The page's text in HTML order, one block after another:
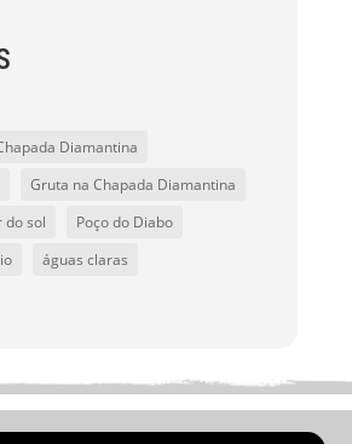
Diamantina
Gruta na Chapada Diamantina
do sol
Poço do Diabo
águas claras